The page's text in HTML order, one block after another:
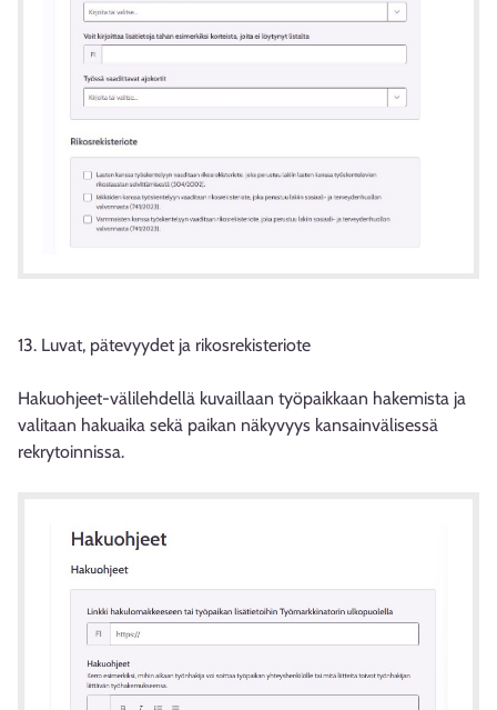
13. Luvat, pätevyydet ja rikosrekisteriote
Hakuohjeet-välilehdellä kuvaillaan työpaikkaan hakemista ja
valitaan hakuaika sekä paikan näkyvyys kansainvälisessä
rekrytoinnissa.